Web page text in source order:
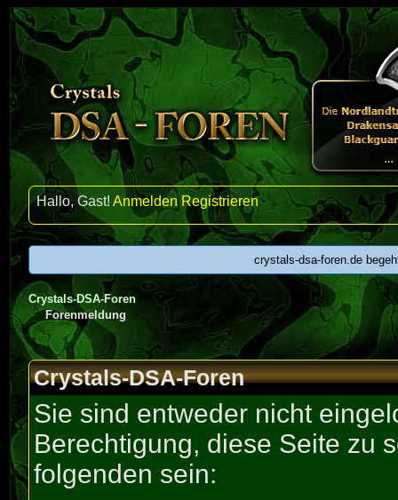
Hallo, Gast!Anmelden Registrieren
crystals-dsa-foren.de
Crystals-DSA-Foren
Forenmeldung
Crystals-DSA-Foren
Sie sind entweder nicht
Berechtigung, diese Seite zu
folgenden sein: